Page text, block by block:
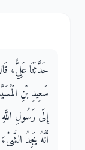
حَدَّثَنَا عَلِيٌّ،
سَعِيدِ بْنِ
إِلَى رَسُولِ
أَنَّهُ يَجِدُ